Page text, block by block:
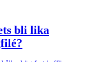
bli lika